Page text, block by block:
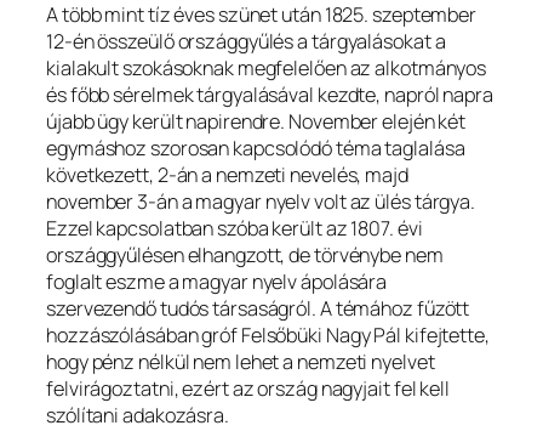
A több mint tíz éves szünet után 1825. szeptember
12-én összeülő országgyűlés a tárgyalásokat a
kialakult szokásoknak megfelelően az alkotmányos
és főbb sérelmek tárgyalásával kezdte, napról napra
újabb ügy került napirendre. November elején két
egymáshoz szorosan kapcsolódó téma taglalása
következett, 2-án a nemzeti nevelés, majd
november 3-án a magyar nyelv volt az ülés tárgya.
Ezzel kapcsolatban szóba került az 1807. évi
országgyűlésen elhangzott, de törvénybe nem
foglalt eszme a magyar nyelv ápolására
szervezendő tudós társaságról. A témához fűzött
hozzászólásában gróf Felsőbüki Nagy Pál kifejtette,
hogy pénz nélkül nem lehet a nemzeti nyelvet
felvirágoztatni, ezért az ország nagyjait fel kell
szólítani adakozásra.